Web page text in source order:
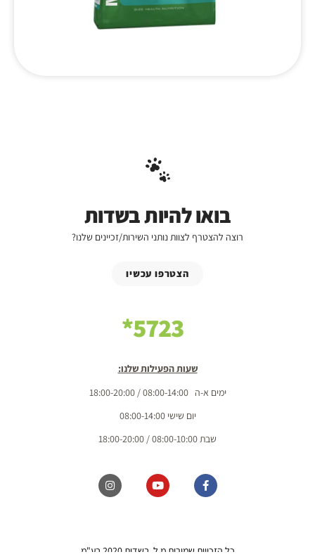
בואו להיות בשדות
רוצה להצטרף לצוות נותני השירות/זכיינים שלנו?
הצטרפו עכשיו
5723*
שעות הפעילות שלנו:
ימים א-ה 08:00-14:00 / 18:00-20:00
יום שישי 08:00-14:00
שבת 08:00-10:00 / 18:00-20:00
כל הזכויות שמורות מ.ל. בשדות 2020 בע"מ